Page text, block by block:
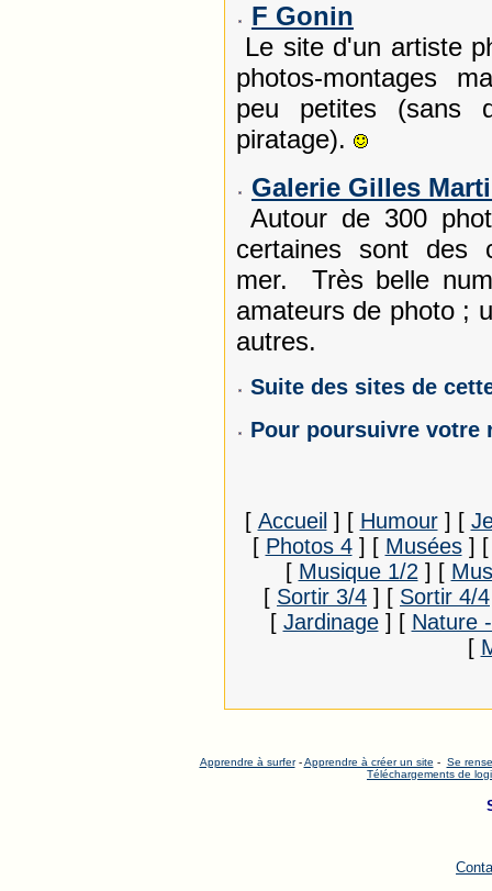
F Gonin
Le site d'un artiste
photos-montages
peu petites (sans
piratage).
Galerie Gilles
Autour de 300
certaines sont des
mer. Très belle
amateurs de photo ;
autres.
Suite des sites de
Pour poursuivre votre
[ Accueil ] [ Humour] [
[ Photos 4] [ Musées]
[ Musique 1/2 ] [
[ Sortir 3/4 ] [ Sortir 4/4
[ Jardinage] [ Nature
[
Apprendre à surfer-Apprendre à créer un site - Se
Téléchargements de